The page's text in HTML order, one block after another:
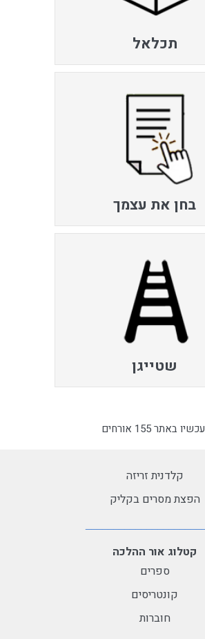
תכלאל
בחן את עצמך
שטייגן
עכשיו באתר 155 אורחים
קלדנית זריזה
הפצת מסרים בקליק
קטלוג אור ההלכה
ספרים
קונטריסים
חוברות